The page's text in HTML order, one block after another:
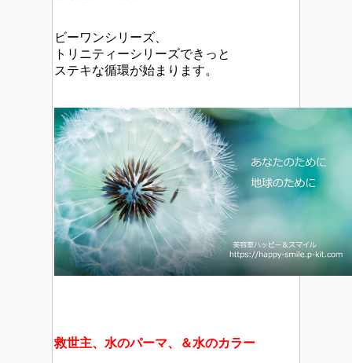
ビーワンシリーズ、
トリニティーシリーズできっと
ステキな循環が始まります。
救世主、水のパーマ、＆水のカラー